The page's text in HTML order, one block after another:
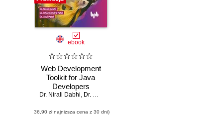
ebook
Web Development
Toolkit for Java
Developers
Dr. Nirali Dabhi, Dr. Dharmendra Patel
(36,90 zł najniższa cena z 30 dni)